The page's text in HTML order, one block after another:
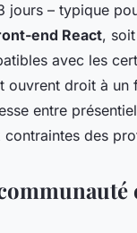
jours – typique
end React,
avec les
droit à un
entre
des